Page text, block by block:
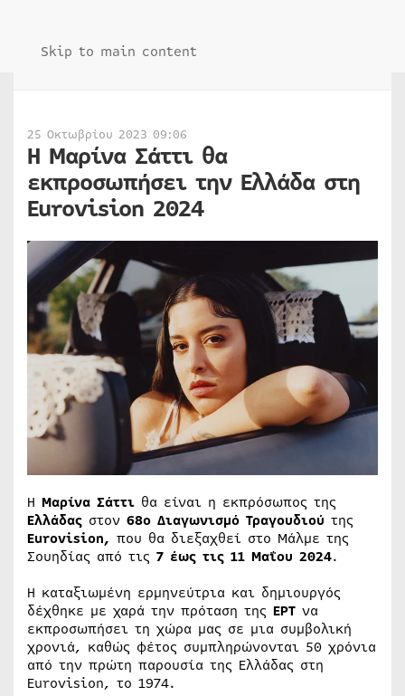
Skip to main content
25 Οκτωβρίου 2023 09:06
Η Μαρίνα Σάττι θα
εκπροσωπήσει την Ελλάδα στη
Εurovision 2024
Η Μαρίνα Σάττι θα είναι η εκπρόσωπος της
Ελλάδας στον 68ο Διαγωνισμό Τραγουδιού της
Eurovision, που θα διεξαχθεί στο Μάλμε της
Σουηδίας από τις 7 έως τις 11 Μαΐου 2024.
Η καταξιωμένη ερμηνεύτρια και δημιουργός
δέχθηκε με χαρά την πρόταση της ΕΡΤ να
εκπροσωπήσει τη χώρα μας σε μια συμβολική
χρονιά, καθώς φέτος συμπληρώνονται 50 χρόνια
από την πρώτη παρουσία της Ελλάδας στη
Eurovision, το 1974.